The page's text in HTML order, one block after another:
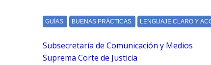
Subsecretaría de Comunicación y Medios
Suprema Corte de Justicia